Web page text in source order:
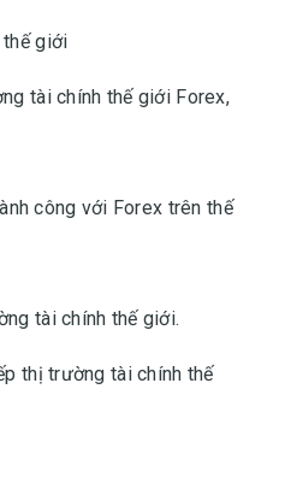
thế giới
tài chính thế giới Forex,
công với Forex trên thế
tài chính thế giới.
thị trường tài chính thế